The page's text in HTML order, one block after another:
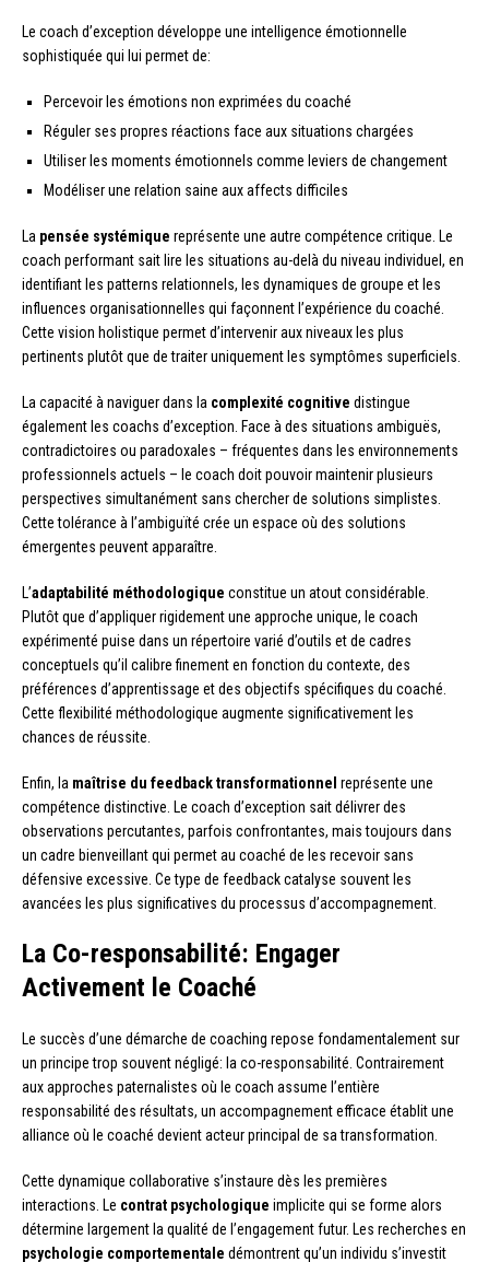
Le coach d’exception développe une intelligence émotionnelle
sophistiquée qui lui permet de:
Percevoir les émotions non exprimées du coaché
Réguler ses propres réactions face aux situations chargées
Utiliser les moments émotionnels comme leviers de changement
Modéliser une relation saine aux affects difficiles
La pensée systémique représente une autre compétence critique. Le
coach performant sait lire les situations au-delà du niveau individuel, en
identifiant les patterns relationnels, les dynamiques de groupe et les
influences organisationnelles qui façonnent l’expérience du coaché.
Cette vision holistique permet d’intervenir aux niveaux les plus
pertinents plutôt que de traiter uniquement les symptômes superficiels.
La capacité à naviguer dans la complexité cognitive distingue
également les coachs d’exception. Face à des situations ambiguës,
contradictoires ou paradoxales – fréquentes dans les environnements
professionnels actuels – le coach doit pouvoir maintenir plusieurs
perspectives simultanément sans chercher de solutions simplistes.
Cette tolérance à l’ambiguïté crée un espace où des solutions
émergentes peuvent apparaître.
L’adaptabilité méthodologique constitue un atout considérable.
Plutôt que d’appliquer rigidement une approche unique, le coach
expérimenté puise dans un répertoire varié d’outils et de cadres
conceptuels qu’il calibre finement en fonction du contexte, des
préférences d’apprentissage et des objectifs spécifiques du coaché.
Cette flexibilité méthodologique augmente significativement les
chances de réussite.
Enfin, la maîtrise du feedback transformationnel représente une
compétence distinctive. Le coach d’exception sait délivrer des
observations percutantes, parfois confrontantes, mais toujours dans
un cadre bienveillant qui permet au coaché de les recevoir sans
défensive excessive. Ce type de feedback catalyse souvent les
avancées les plus significatives du processus d’accompagnement.
La Co-responsabilité: Engager
Activement le Coaché
Le succès d’une démarche de coaching repose fondamentalement sur
un principe trop souvent négligé: la co-responsabilité. Contrairement
aux approches paternalistes où le coach assume l’entière
responsabilité des résultats, un accompagnement efficace établit une
alliance où le coaché devient acteur principal de sa transformation.
Cette dynamique collaborative s’instaure dès les premières
interactions. Le contrat psychologique implicite qui se forme alors
détermine largement la qualité de l’engagement futur. Les recherches en
psychologie comportementale démontrent qu’un individu s’investit